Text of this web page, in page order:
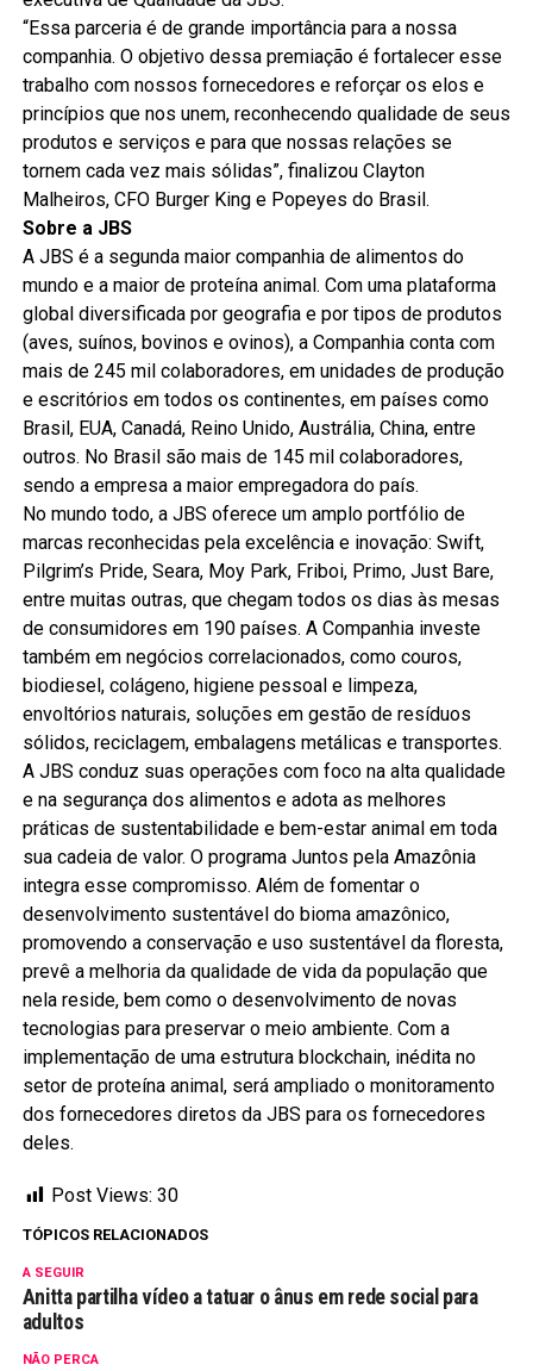
“Essa parceria é de grande importância para a nossa
companhia. O objetivo dessa premiação é fortalecer esse
trabalho com nossos fornecedores e reforçar os elos e
princípios que nos unem, reconhecendo qualidade de seus
produtos e serviços e para que nossas relações se
tornem cada vez mais sólidas”, finalizou Clayton
Malheiros, CFO Burger King e Popeyes do Brasil.
Sobre a JBS
A JBS é a segunda maior companhia de alimentos do
mundo e a maior de proteína animal. Com uma plataforma
global diversificada por geografia e por tipos de produtos
(aves, suínos, bovinos e ovinos), a Companhia conta com
mais de 245 mil colaboradores, em unidades de produção
e escritórios em todos os continentes, em países como
Brasil, EUA, Canadá, Reino Unido, Austrália, China, entre
outros. No Brasil são mais de 145 mil colaboradores,
sendo a empresa a maior empregadora do país.
No mundo todo, a JBS oferece um amplo portfólio de
marcas reconhecidas pela excelência e inovação: Swift,
Pilgrim’s Pride, Seara, Moy Park, Friboi, Primo, Just Bare,
entre muitas outras, que chegam todos os dias às mesas
de consumidores em 190 países. A Companhia investe
também em negócios correlacionados, como couros,
biodiesel, colágeno, higiene pessoal e limpeza,
envoltórios naturais, soluções em gestão de resíduos
sólidos, reciclagem, embalagens metálicas e transportes.
A JBS conduz suas operações com foco na alta qualidade
e na segurança dos alimentos e adota as melhores
práticas de sustentabilidade e bem-estar animal em toda
sua cadeia de valor. O programa Juntos pela Amazônia
integra esse compromisso. Além de fomentar o
desenvolvimento sustentável do bioma amazônico,
promovendo a conservação e uso sustentável da floresta,
prevê a melhoria da qualidade de vida da população que
nela reside, bem como o desenvolvimento de novas
tecnologias para preservar o meio ambiente. Com a
implementação de uma estrutura blockchain, inédita no
setor de proteína animal, será ampliado o monitoramento
dos fornecedores diretos da JBS para os fornecedores
deles.
Post Views: 30
TÓPICOS RELACIONADOS
A SEGUIR
Anitta partilha vídeo a tatuar o ânus em rede social para
adultos
NÃO PERCA